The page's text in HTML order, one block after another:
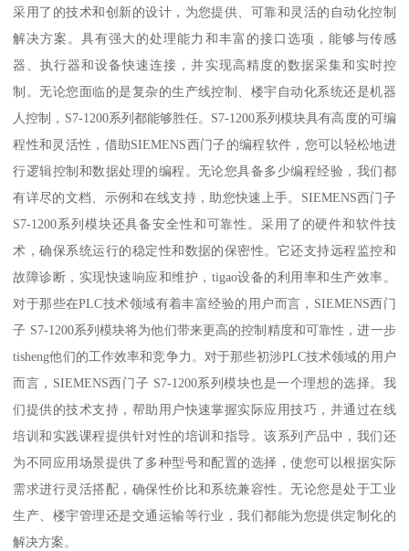
采用了的技术和创新的设计，为您提供、可靠和灵活的自动化控制
解决方案。具有强大的处理能力和丰富的接口选项，能够与传感
器、执行器和设备快速连接，并实现高精度的数据采集和实时控
制。无论您面临的是复杂的生产线控制、楼宇自动化系统还是机器
人控制，S7-1200系列都能够胜任。S7-1200系列模块具有高度的可编
程性和灵活性，借助SIEMENS西门子的编程软件，您可以轻松地进
行逻辑控制和数据处理的编程。无论您具备多少编程经验，我们都
有详尽的文档、示例和在线支持，助您快速上手。SIEMENS西门子
S7-1200系列模块还具备安全性和可靠性。采用了的硬件和软件技
术，确保系统运行的稳定性和数据的保密性。它还支持远程监控和
故障诊断，实现快速响应和维护，tigao设备的利用率和生产效率。
对于那些在PLC技术领域有着丰富经验的用户而言，SIEMENS西门
子 S7-1200系列模块将为他们带来更高的控制精度和可靠性，进一步
tisheng他们的工作效率和竞争力。对于那些初涉PLC技术领域的用户
而言，SIEMENS西门子 S7-1200系列模块也是一个理想的选择。我
们提供的技术支持，帮助用户快速掌握实际应用技巧，并通过在线
培训和实践课程提供针对性的培训和指导。该系列产品中，我们还
为不同应用场景提供了多种型号和配置的选择，使您可以根据实际
需求进行灵活搭配，确保性价比和系统兼容性。无论您是处于工业
生产、楼宇管理还是交通运输等行业，我们都能为您提供定制化的
解决方案。